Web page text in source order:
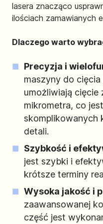
lasera znacząco
ilościach zamawianych
Dlaczego warto
Precyzja i
maszyny do
umożliwiają cięcie
mikrometra, co
skomplikowanych
detali.
Szybkość i
jest szybki i
krótsze terminy
Wysoka jakość i
zaawansowanej
część jest